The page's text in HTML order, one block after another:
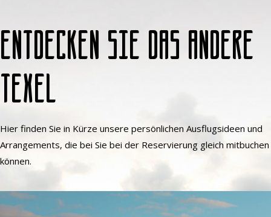
Entdecken Sie das andere
Texel
Hier finden Sie in Kürze unsere persönlichen Ausflugsideen und
Arrangements, die bei Sie bei der Reservierung gleich mitbuchen
können.